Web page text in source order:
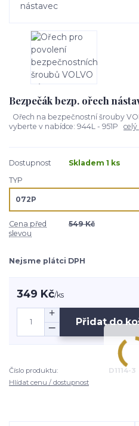
Bezpečák bezp. ořech
Ořech na bezpečnostní šrouby
vyberte v nabídce: 944L - 951P
Dostupnost
Skladem 1 ks
TYP
Cena před
slevou
549 Kč
Nejsme plátci DPH
349 Kč/ks
Přidat do
Číslo produktu:
D1114-3
Hlídat cenu / dostupnost